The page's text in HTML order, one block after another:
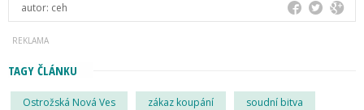
autor: ceh
TAGY ČLÁNKU
Ostrožská Nová Ves zákaz koupání soudní bitva